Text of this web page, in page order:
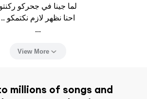
لما جينا في جحركو ركنتو
.. احنا نظهر لازم نكتمكو
...
View More
millions of songs and